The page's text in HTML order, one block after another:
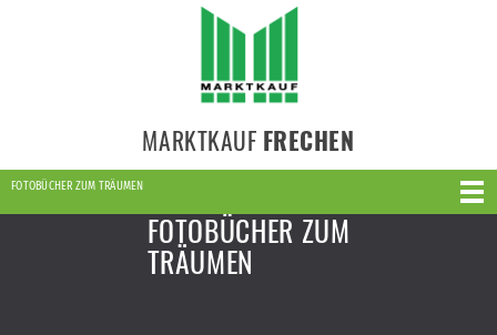
MARKTKAUF FRECHEN
FOTOBÜCHER ZUM TRÄUMEN
FOTOBÜCHER ZUM
TRÄUMEN